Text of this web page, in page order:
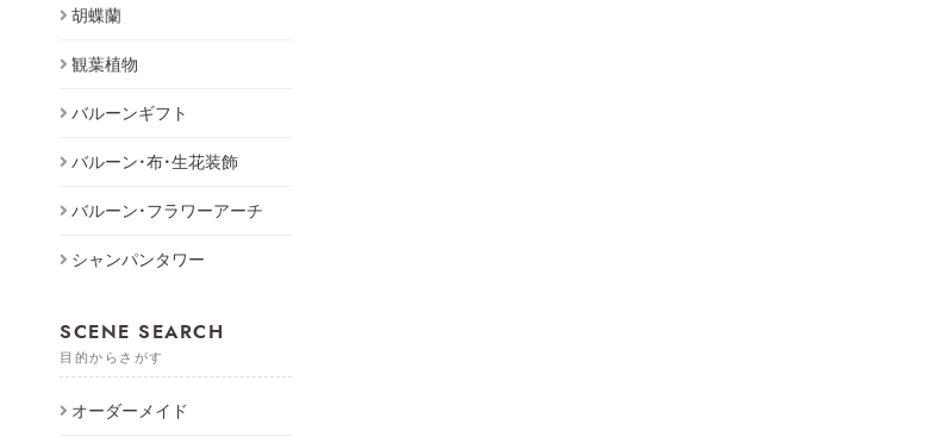
胡蝶蘭
観葉植物
バルーンギフト
バルーン・布・生花装飾
バルーン・フラワーアーチ
シャンパンタワー
SCENE SEARCH
目的からさがす
オーダーメイド